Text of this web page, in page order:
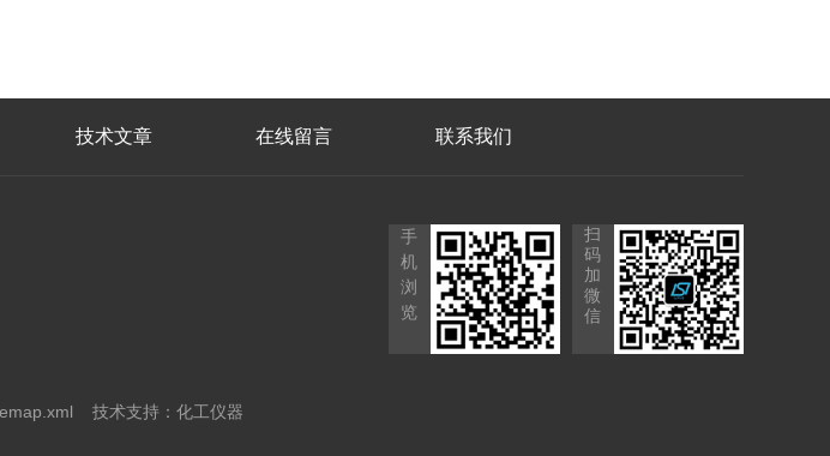
技术文章 在线留言 联系我们
手
机
浏
览
扫
码
加
微
信
技术支持： 化工仪器